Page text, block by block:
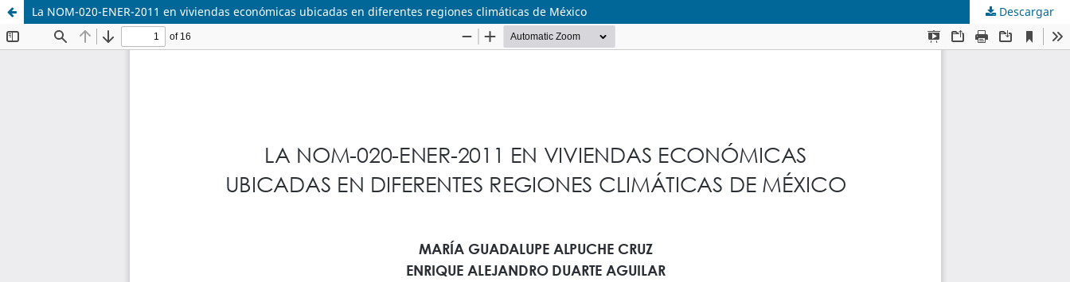
La NOM-020-ENER-2011 en viviendas económicas ubicadas en diferentes regiones climáticas de México Descargar